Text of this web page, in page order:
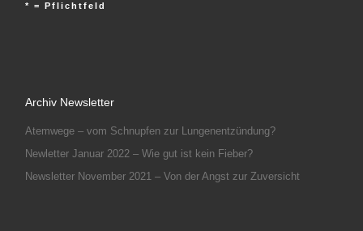
* = Pflichtfeld
Archiv Newsletter
Atemwege – vom Schnupfen zur Lungenentzündung?
Newletter Januar 2022 – Wie gut ist kein Fieber?
Newsletter November 2021 – Von der Angst zur Zuversicht